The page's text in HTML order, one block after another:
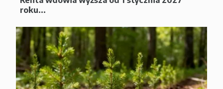
roku...